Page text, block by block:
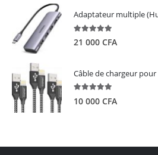
21 000 CFA
10 000 CFA